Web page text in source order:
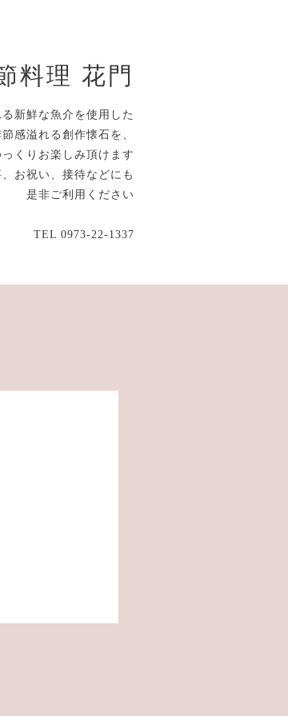
料理 花門
新鮮な魚介を使用した
感溢れる創作懐石を、
くりお楽しみ頂けます
お祝い、接待などにも
是非ご利用ください
TEL 0973-22-1337